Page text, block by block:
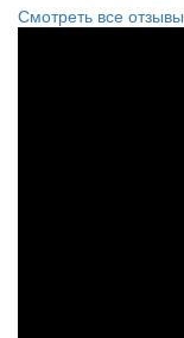
Смотреть все отзывы